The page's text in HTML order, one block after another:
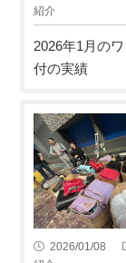
紹介
2026年1月の
付の実績
2026/01/08